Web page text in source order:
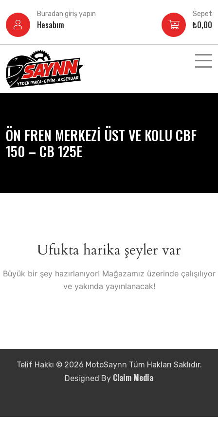
atla
Buradan giriş yapın
Hesabım
Sepet
₺0,00
ÖN FREN MERKEZİ ÜST VE KOLU CBF
150 – CB 125E
Ufukta harika şeyler var
Büyük bir şey hazırlanıyor! Mağazamız üzerinde çalışılıyor
ve yakında yayınlanacak!
Telif Hakkı © 2026 MotoSaynn Tüm Hakları Saklıdır.
Designed By Claim Media